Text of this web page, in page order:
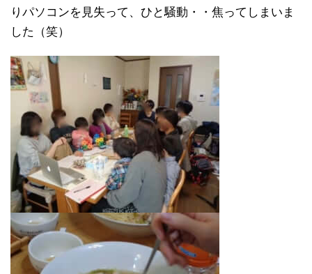
りパソコンを見失って、ひと騒動・・焦ってしまいま
した（笑）